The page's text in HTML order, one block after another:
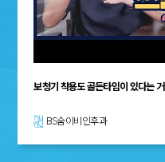
보청기 착용도 골든타임이 있다는
BS숨이비인후과